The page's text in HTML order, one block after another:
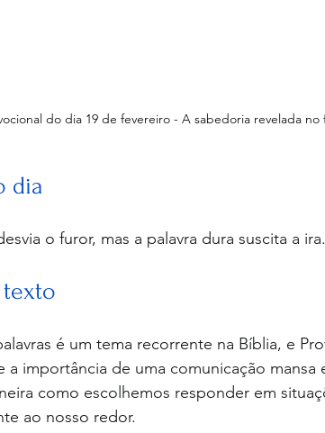
do dia 19 de fevereiro - A sabedoria revelada no
dia
o furor, mas a palavra dura suscita a
é um tema recorrente na Bíblia, e
a importância de uma comunicação mansa
como escolhemos responder em
ao nosso redor.